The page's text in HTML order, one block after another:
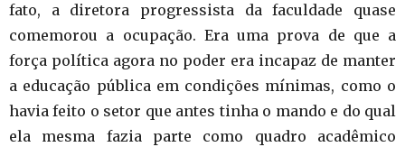
fato, a diretora progressista da faculdade quase
comemorou a ocupação. Era uma prova de que a
força política agora no poder era incapaz de manter
a educação pública em condições mínimas, como o
havia feito o setor que antes tinha o mando e do qual
ela mesma fazia parte como quadro acadêmico